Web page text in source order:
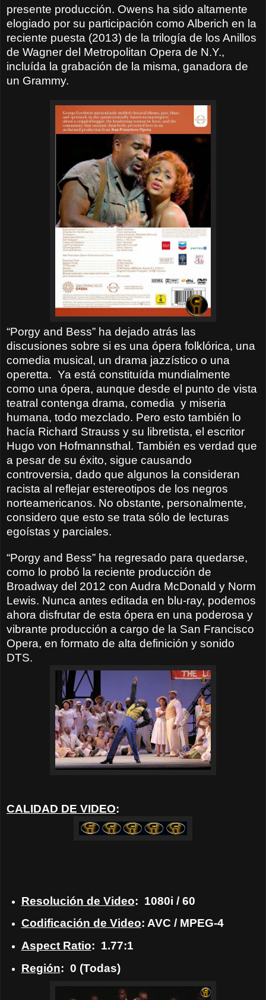
presente producción. Owens ha sido altamente
elogiado por su participación como Alberich en la
reciente puesta (2013) de la trilogía de los Anillos
de Wagner del Metropolitan Opera de N.Y.,
incluída la grabación de la misma, ganadora de
un Grammy.
“Porgy and Bess” ha dejado atrás las
discusiones sobre si es una ópera folklórica, una
comedia musical, un drama jazzístico o una
operetta. Ya está constituída mundialmente
como una ópera, aunque desde el punto de vista
teatral contenga drama, comedia y miseria
humana, todo mezclado. Pero esto también lo
hacía Richard Strauss y su libretista, el escritor
Hugo von Hofmannsthal. También es verdad que
a pesar de su éxito, sigue causando
controversia, dado que algunos la consideran
racista al reflejar estereotipos de los negros
norteamericanos. No obstante, personalmente,
considero que esto se trata sólo de lecturas
egoístas y parciales.
“Porgy and Bess” ha regresado para quedarse,
como lo probó la reciente producción de
Broadway del 2012 con Audra McDonald y Norm
Lewis. Nunca antes editada en blu-ray, podemos
ahora disfrutar de esta ópera en una poderosa y
vibrante producción a cargo de la San Francisco
Opera, en formato de alta definición y sonido
DTS.
CALIDAD DE VIDEO:
Resolución de Video: 1080i / 60
Codificación de Video: AVC / MPEG-4
Aspect Ratio: 1.77:1
Región: 0 (Todas)